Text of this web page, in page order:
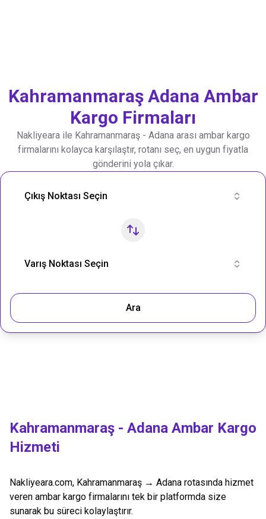
Kahramanmaraş Adana Ambar
Kargo Firmaları
Nakliyeara ile Kahramanmaraş- Adanaarası ambar kargo
firmalarını kolayca karşılaştır, rotanı seç, en uygun fiyatla
gönderini yola çıkar.
Nakliye Rotası Ara
Çıkış Noktası Seçin
Varış Noktası Seçin
Ara
Kahramanmaraş - Adana Ambar Kargo
Hizmeti
Nakliyeara.com, Kahramanmaraş → Adana rotasında hizmet
veren ambar kargo firmalarını tek bir platformda size
sunarak bu süreci kolaylaştırır.